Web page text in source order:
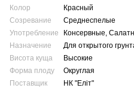
Колор
Красный
Созревание
Среднеспелые
Употребление
Консервные,
Назначение
Для открытого
Висота куща
Высокие
Форма плоду
Округлая
Поставщик
НК "Еліт"